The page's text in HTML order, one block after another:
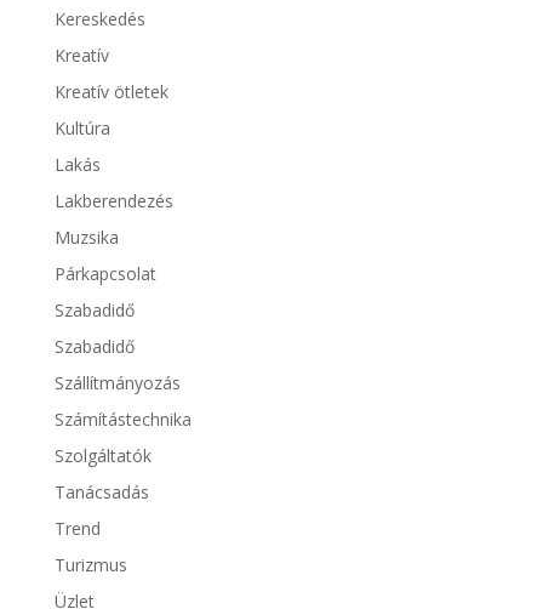
Kereskedés
Kreatív
Kreatív ötletek
Kultúra
Lakás
Lakberendezés
Muzsika
Párkapcsolat
Szabadidő
Szabadidő
Szállítmányozás
Számítástechnika
Szolgáltatók
Tanácsadás
Trend
Turizmus
Üzlet